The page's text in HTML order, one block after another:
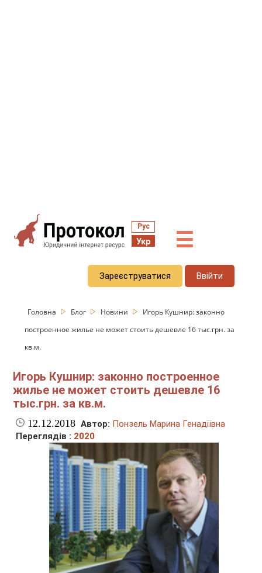
Рус
Укр ☰
Зареєструватися Ввійти
Головна Блог Новини
Игорь Кушнир: законно
построенное жилье не может стоить дешевле 16 тыс.грн. за
кв.м.
Игорь Кушнир: законно построенное
жилье не может стоить дешевле 16
тыс.грн. за кв.м.
12.12.2018 Автор: Понзель Марина Генадіївна
Переглядів : 2020